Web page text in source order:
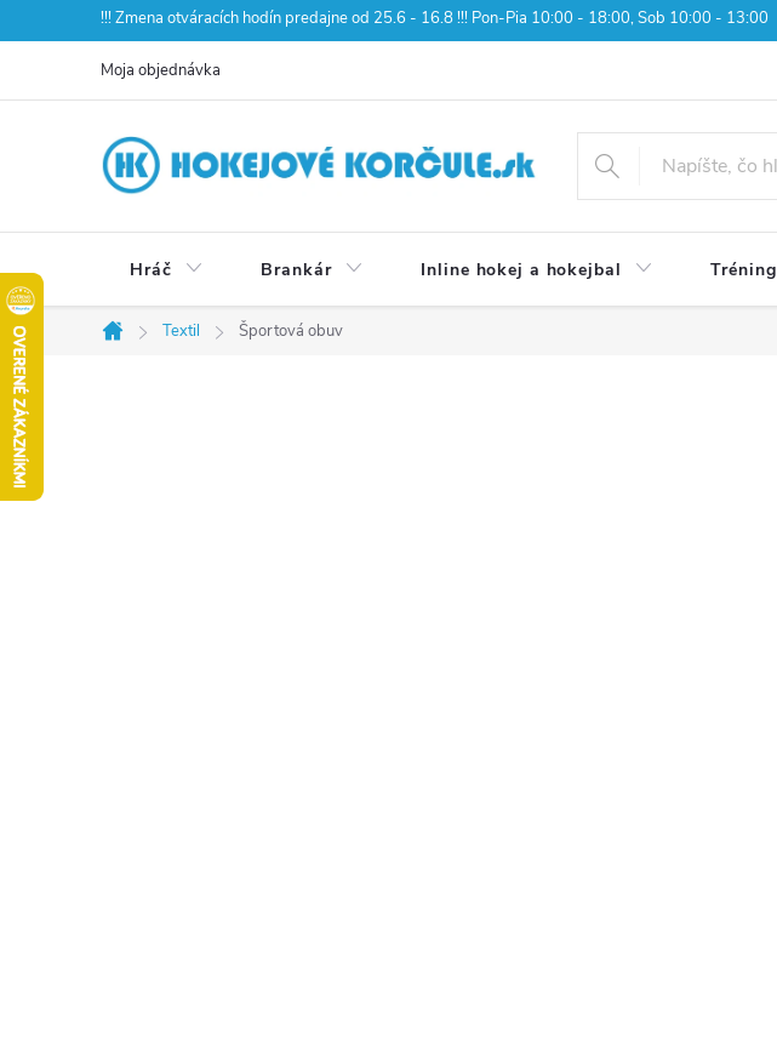
na
!!! Zmena otváracích hodín predajne od 25.6 - 16.8 !!! Pon-Pia 10:00 - 18:00, Sob 10:00 - 13:00
Moja objednávka
Hráč Brankár Inline hokej a hokejbal Tréning
Domov
Textil Športová obuv